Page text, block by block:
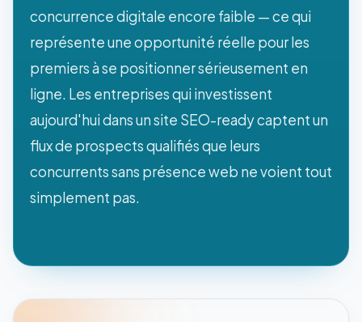
concurrence digitale encore faible — ce qui
représente une opportunité réelle pour les
premiers à se positionner sérieusement en
ligne. Les entreprises qui investissent
aujourd'hui dans un site SEO-ready captent un
flux de prospects qualifiés que leurs
concurrents sans présence web ne voient tout
simplement pas.